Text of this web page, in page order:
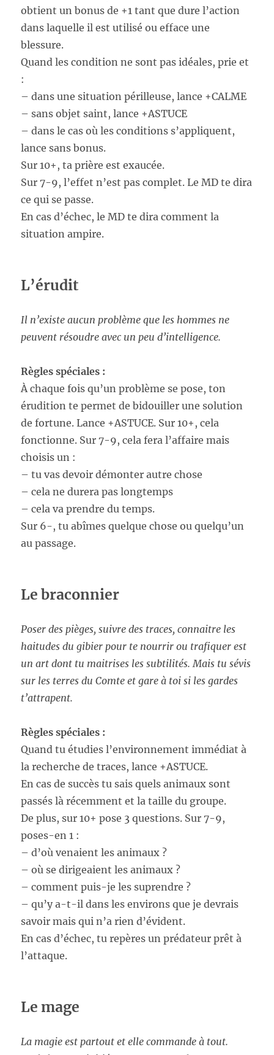
obtient un bonus de +1 tant que dure l’action
dans laquelle il est utilisé ou efface une
blessure.
Quand les condition ne sont pas idéales, prie et
:
– dans une situation périlleuse, lance +CALME
– sans objet saint, lance +ASTUCE
– dans le cas où les conditions s’appliquent,
lance sans bonus.
Sur 10+, ta prière est exaucée.
Sur 7-9, l’effet n’est pas complet. Le MD te dira
ce qui se passe.
En cas d’échec, le MD te dira comment la
situation ampire.
L’érudit
Il n’existe aucun problème que les hommes ne
peuvent résoudre avec un peu d’intelligence.
Règles spéciales :
À chaque fois qu’un problème se pose, ton
érudition te permet de bidouiller une solution
de fortune. Lance +ASTUCE. Sur 10+, cela
fonctionne. Sur 7-9, cela fera l’affaire mais
choisis un :
– tu vas devoir démonter autre chose
– cela ne durera pas longtemps
– cela va prendre du temps.
Sur 6-, tu abîmes quelque chose ou quelqu’un
au passage.
Le braconnier
Poser des pièges, suivre des traces, connaitre les
haitudes du gibier pour te nourrir ou trafiquer est
un art dont tu maitrises les subtilités. Mais tu sévis
sur les terres du Comte et gare à toi si les gardes
t’attrapent.
Règles spéciales :
Quand tu étudies l’environnement immédiat à
la recherche de traces, lance +ASTUCE.
En cas de succès tu sais quels animaux sont
passés là récemment et la taille du groupe.
De plus, sur 10+ pose 3 questions. Sur 7-9,
poses-en 1 :
– d’où venaient les animaux ?
– où se dirigeaient les animaux ?
– comment puis-je les suprendre ?
– qu’y a-t-il dans les environs que je devrais
savoir mais qui n’a rien d’évident.
En cas d’échec, tu repères un prédateur prêt à
l’attaque.
Le mage
La magie est partout et elle commande à tout.